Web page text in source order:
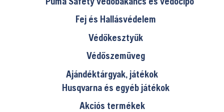
Fej és Hallásvédelem
Védőkesztyűk
Védőszemüveg
Ajándéktárgyak, játékok
Husqvarna és egyéb játékok
Akciós termékek